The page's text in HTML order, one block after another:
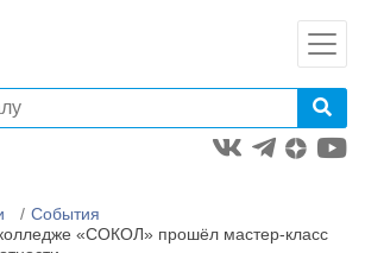
События
«СОКОЛ» прошёл мастер-класс